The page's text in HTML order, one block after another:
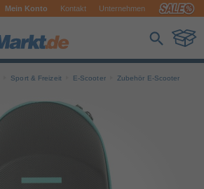
Mein Konto Kontakt Unternehmen
Sport & Freizeit E-Scooter Zubehör E-Scooter